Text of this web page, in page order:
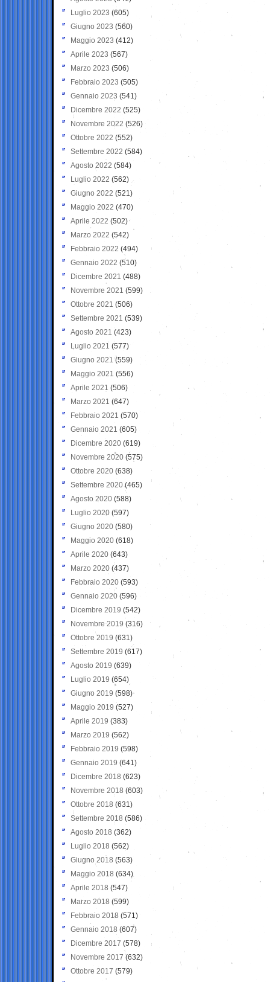
Luglio 2023 (605)
Giugno 2023 (560)
Maggio 2023 (412)
Aprile 2023 (567)
Marzo 2023 (506)
Febbraio 2023 (505)
Gennaio 2023 (541)
Dicembre 2022 (525)
Novembre 2022 (526)
Ottobre 2022 (552)
Settembre 2022 (584)
Agosto 2022 (584)
Luglio 2022 (562)
Giugno 2022 (521)
Maggio 2022 (470)
Aprile 2022 (502)
Marzo 2022 (542)
Febbraio 2022 (494)
Gennaio 2022 (510)
Dicembre 2021 (488)
Novembre 2021 (599)
Ottobre 2021 (506)
Settembre 2021 (539)
Agosto 2021 (423)
Luglio 2021 (577)
Giugno 2021(559)
Maggio 2021 (556)
Aprile 2021 (506)
Marzo 2021 (647)
Febbraio 2021 (570)
Gennaio 2021 (605)
Dicembre 2020 (619)
Novembre 2020 (575)
Ottobre 2020 (638)
Settembre 2020(465)
Agosto 2020 (588)
Luglio 2020 (597)
Giugno 2020 (580)
Maggio 2020 (618)
Aprile 2020 (643)
Marzo 2020 (437)
Febbraio 2020 (593)
Gennaio 2020 (596)
Dicembre 2019 (542)
Novembre 2019 (316)
Ottobre 2019 (631)
Settembre 2019 (617)
Agosto 2019 (639)
Luglio 2019 (654)
Giugno 2019 (598)
Maggio 2019 (527)
Aprile 2019 (383)
Marzo 2019 (562)
Febbraio 2019 (598)
Gennaio 2019 (641)
Dicembre 2018 (623)
Novembre 2018 (603)
Ottobre 2018 (631)
Settembre 2018 (586)
Agosto 2018 (362)
Luglio 2018 (562)
Giugno 2018 (563)
Maggio 2018 (634)
Aprile 2018 (547)
Marzo 2018 (599)
Febbraio 2018 (571)
Gennaio 2018 (607)
Dicembre 2017 (578)
Novembre 2017 (632)
Ottobre 2017 (579)